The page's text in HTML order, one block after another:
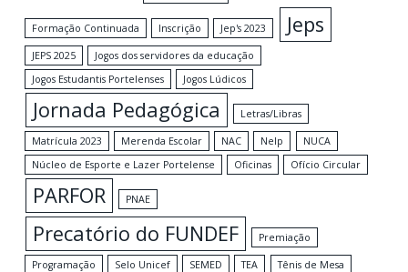
Formação Continuada Inscrição Jep's 2023 Jeps
JEPS 2025
Jogos dos servidores da educação
Jogos Estudantis Portelenses
Jogos Lúdicos
Jornada Pedagógica Letras/Libras
Matrícula 2023 Merenda Escolar NAC Nelp
NUCA
Núcleo de Esporte e Lazer Portelense
Oficinas Ofício Circular
PARFOR PNAE
Precatório do FUNDEF Premiação
Programação Selo Unicef SEMED TEA Tênis de Mesa